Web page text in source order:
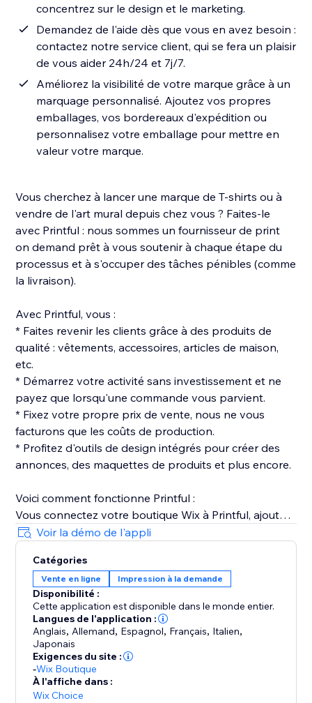
concentrez sur le design et le marketing.
Demandez de l'aide dès que vous en avez besoin :
contactez notre service client, qui se fera un plaisir
de vous aider 24h/24 et 7j/7.
Améliorez la visibilité de votre marque grâce à un
marquage personnalisé. Ajoutez vos propres
emballages, vos bordereaux d'expédition ou
personnalisez votre emballage pour mettre en
valeur votre marque.
Vous cherchez à lancer une marque de T-shirts ou à
vendre de l'art mural depuis chez vous ? Faites-le
avec Printful : nous sommes un fournisseur de print
on demand prêt à vous soutenir à chaque étape du
processus et à s'occuper des tâches pénibles (comme
la livraison).
Avec Printful, vous :
* Faites revenir les clients grâce à des produits de
qualité : vêtements, accessoires, articles de maison,
etc.
* Démarrez votre activité sans investissement et ne
payez que lorsqu'une commande vous parvient.
* Fixez votre propre prix de vente, nous ne vous
facturons que les coûts de production.
* Profitez d'outils de design intégrés pour créer des
annonces, des maquettes de produits et plus encore.
Voici comment fonctionne Printful :
Vous connectez votre boutique Wix à Printful, ajoutez
vos produits et vous préparez à vendre.
Le client commande des produits avec vos superbes
designs.
La commande est automatiquement envoyée pour
exécution à l'un des centres internes ou partenaires
de Printful.
Prenez le contrôle sur vos idées, votre temps et vos
finances : lancez ou développez votre activité en ligne
avec Printful !
Voir la démo de l'appli
Catégories
Vente en ligne Impression à la demande
Disponibilité :
Cette application est disponible dans le monde entier.
Langues de l'application :
Anglais, Allemand, Espagnol, Français, Italien,
Japonais
Exigences du site :
-Wix Boutique
À l'affiche dans :
Wix Choice